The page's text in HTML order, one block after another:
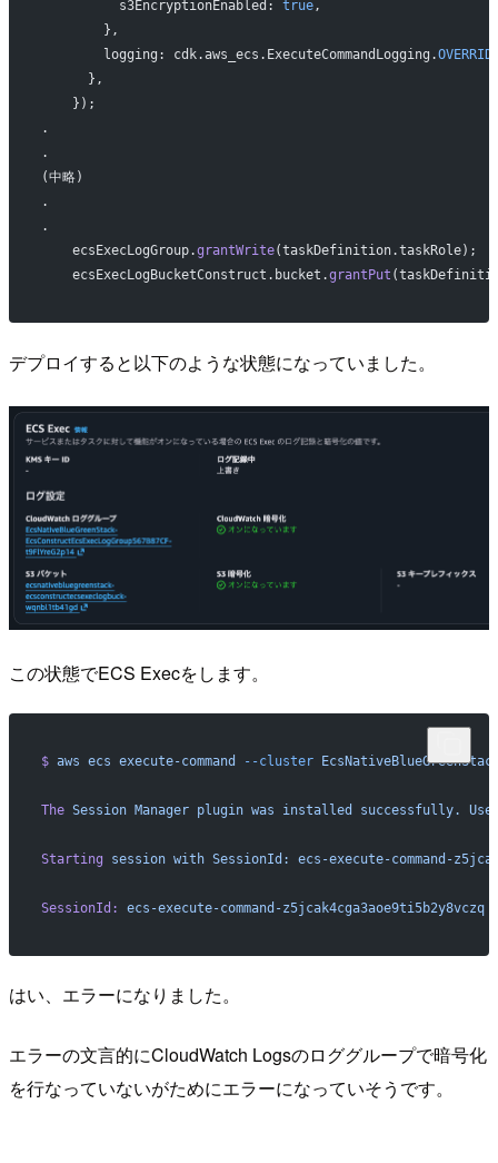
          s3EncryptionEnabled:
true,
        },
        logging: cdk.aws_ecs.ExecuteCommandLogging.
      },
    });
.
.
(中略)
.
.
    ecsExecLogGroup.
grantWrite(taskDefinition.taskRole);
    ecsExecLogBucketConstruct.bucket.
grantPut
デプロイすると以下のような状態になっていました。
この状態でECS Execをします。
$ aws ecs execute-command --cluster
The Session Manager plugin was installed successfully. Use
Starting session with SessionId: ecs-execute-command-
SessionId: ecs-execute-command-z5jcak4cga3aoe9ti5b2y8vczq
はい、エラーになりました。
エラーの文言的にCloudWatch Logsのロググループで暗号化
を行なっていないがためにエラーになっていそうです。